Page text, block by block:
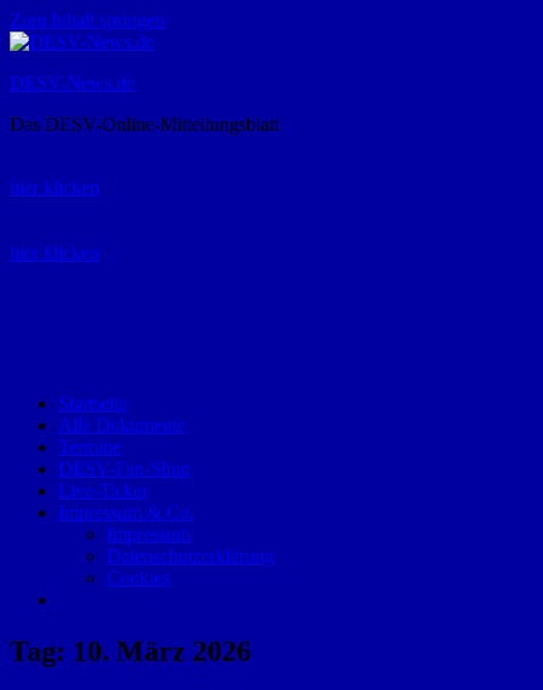
Zum Inhalt springen
DESV-News.de
Das DESV-Online-Mitteilungsblatt
hier klicken
hier klicken
Startseite
Alle Dokumente
Termine
DESV-Fan-Shop
Live-Ticker
Impressum & Co.
Impressum
Datenschutzerklärung
Cookies
Tag: 10. März 2026